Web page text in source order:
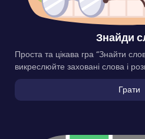
Знайди
Проста та цікава гра “Знайти
викреслюйте заховані слова і
Грати